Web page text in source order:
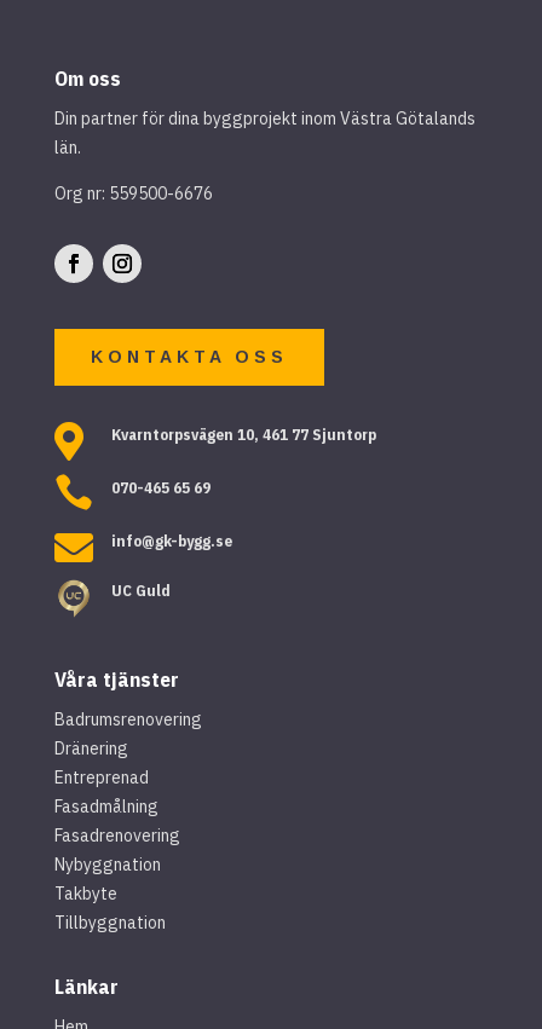
Om oss
Din partner för dina byggprojekt inom Västra Götalands
län.
Org nr: 559500-6676
KONTAKTA OSS
 Kvarntorpsvägen 10, 461 77 Sjuntorp
 070-465 65 69
 info@gk-bygg.se
UC Guld
Våra tjänster
Badrumsrenovering
Dränering
Entreprenad
Fasadmålning
Fasadrenovering
Nybyggnation
Takbyte
Tillbyggnation
Länkar